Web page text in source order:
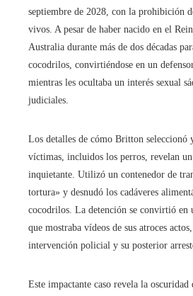
septiembre de 2028, con la prohibición
vivos. A pesar de haber nacido en el
Australia durante más de dos décadas
cocodrilos, convirtiéndose en un
mientras les ocultaba un interés sexual
judiciales.
Los detalles de cómo Britton seleccionó
víctimas, incluidos los perros, revelan
inquietante. Utilizó un contenedor de
tortura» y desnudó los cadáveres
cocodrilos. La detención se convirtió en
que mostraba vídeos de sus atroces
intervención policial y su posterior
Este impactante caso revela la oscuridad